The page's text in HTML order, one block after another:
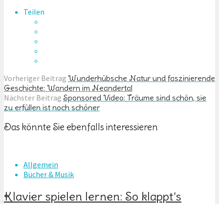
Teilen
Vorheriger Beitrag Wunderhübsche Natur und faszinierende
Geschichte: Wandern im Neandertal
Nächster Beitrag Sponsored Video: Träume sind schön, sie
zu erfüllen ist noch schöner
Das könnte Sie ebenfalls interessieren
Allgemein
Bücher & Musik
Klavier spielen lernen: So klappt’s